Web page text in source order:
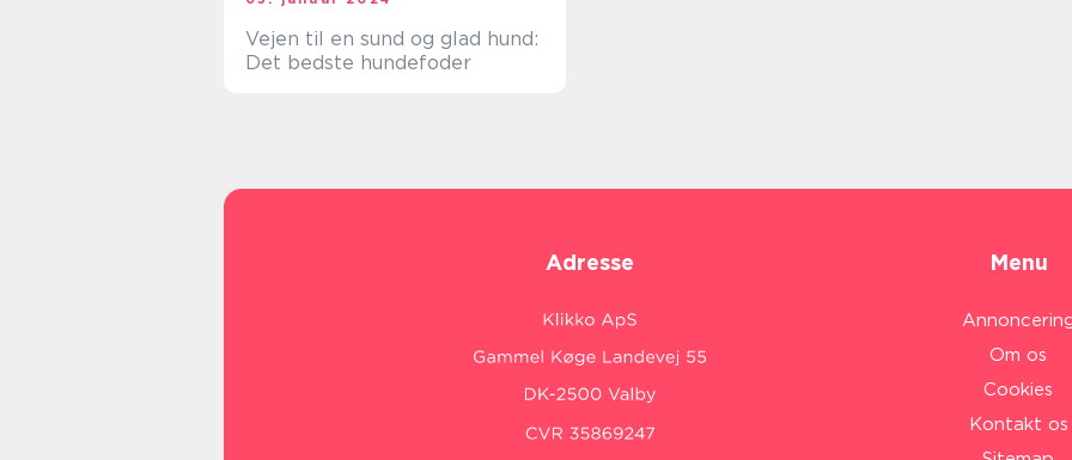
Vejen til en sund og glad hund:
Det bedste hundefoder
Adresse Menu
Om os
Cookies
Kontakt os